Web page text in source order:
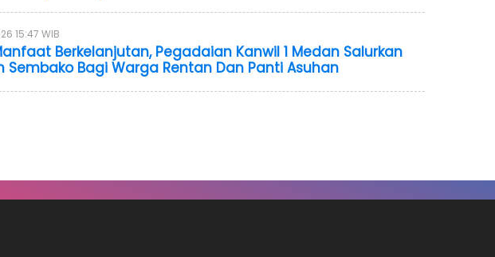
15:47 WIB
Berkelanjutan, Pegadaian Kanwil 1 Medan Salurkan
Sembako Bagi Warga Rentan Dan Panti Asuhan